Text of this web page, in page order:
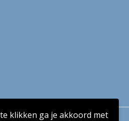
klikken ga je akkoord met